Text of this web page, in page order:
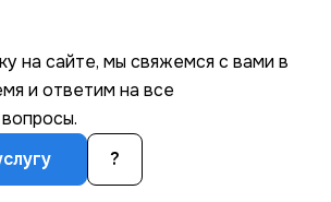
на сайте, мы свяжемся с вами в
и ответим на все
?